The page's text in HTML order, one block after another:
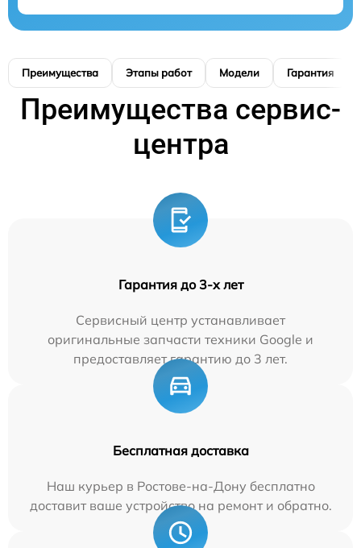
Преимущества Этапы работ Модели Гарантия
Преимущества сервис-
центра
Гарантия до 3-х лет
Сервисный центр устанавливает
оригинальные запчасти техники Google и
предоставляет гарантию до 3 лет.
Бесплатная доставка
Наш курьер в Ростове-на-Дону бесплатно
доставит ваше устройство на ремонт и обратно.